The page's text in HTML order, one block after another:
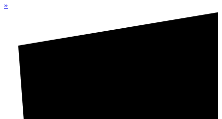
»